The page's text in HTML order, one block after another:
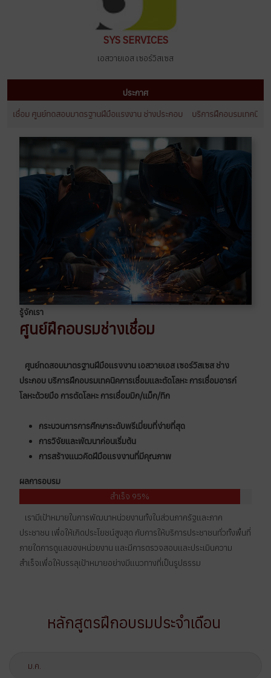
SYS SERVICES
เอสวายเอส เซอร์วิสเซส
ประกาศ
ชื่อม ศูนย์ทดสอบมาตรฐานฝีมือเเรงงาน ช่างประกอบ
บริการฝึกอบรมเทคนิคการเ
รู้จักเรา
ศูนย์ฝึกอบรมช่างเชื่อม
ศูนย์ทดสอบมาตรฐานฝีมือเเรงงาน เอสวายเอส เซอร์วิสเซส ช่าง
ประกอบ บริการฝึกอบรมเทคนิคการเชื่อมเเละตัดโลหะ การเชื่อมอารก์
โลหะด้วยมือ การตัดโลหะ การเชื่อมมิก/เเม็ก/ทิก
กระบวนการการศึกษาระดับพรีเมี่ยมที่ง่ายที่สุด
การวิจัยและพัฒนาก่อนเริ่มต้น
การสร้างแนวคิดฝีมือเเรงงานที่มีคุณภาพ
ผลการอบรม
สำเร็จ 95%
เรามีเป้าหมายในการพัฒนาหน่วยงานทั้งในส่วนภาครัฐและภาค
ประชาชน เพื่อให้เกิดประโยชน์สูงสุด กับการให้บริการประชาชนทั่วทั้งพื้นที่
ภายใตการดูแลของหน่วยงาน และมีการตรวจสอบและประเมินความ
สำเร็จเพื่อให้บรรลุเป้าหมายอย่างมีแนวทางที่เป็นรูปธรรม
หลักสูตรฝึกอบรมประจำเดือน
ม.ค.